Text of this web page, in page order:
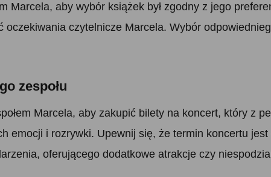
Marcela, aby wybór książek był zgodny z jego
oczekiwania czytelnicze Marcela. Wybór
zespołu
Marcela, aby zakupić bilety na koncert, który z
emocji i rozrywki. Upewnij się, że termin koncertu
oferującego dodatkowe atrakcje czy